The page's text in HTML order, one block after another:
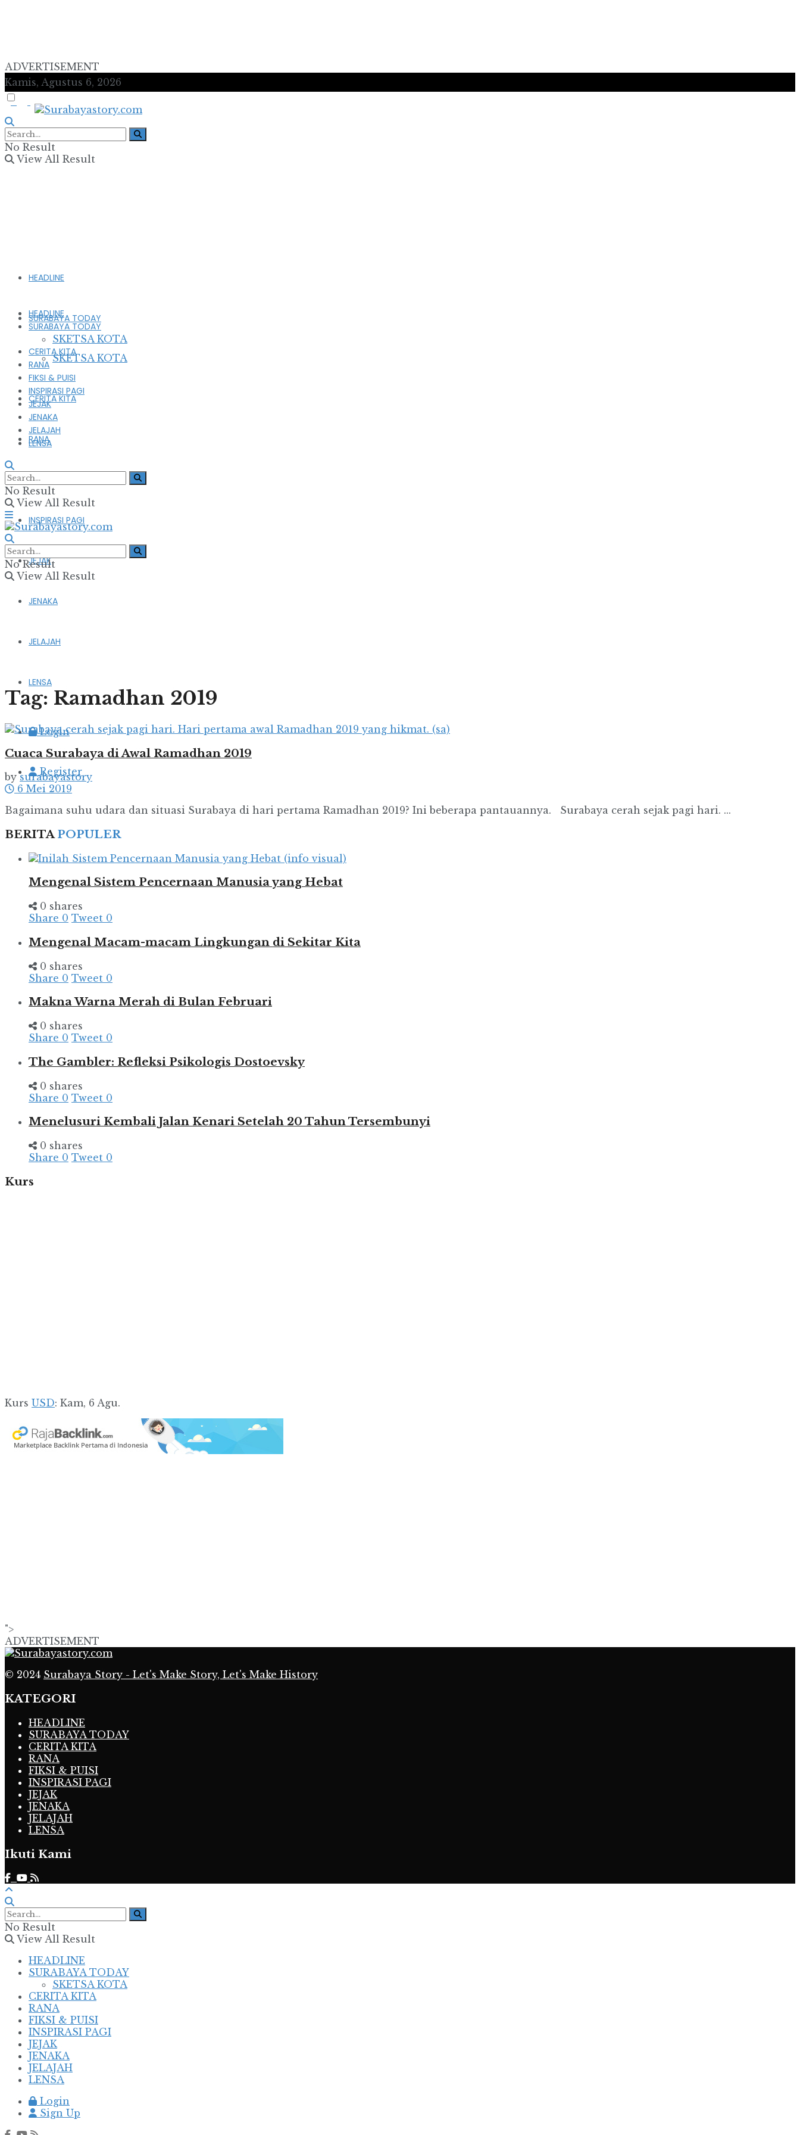
ADVERTISEMENT
Kamis, Agustus 6, 2026
No Result
View All Result
HEADLINE
SURABAYA TODAY
SKETSA KOTA
CERITA KITA
RANA
FIKSI & PUISI
INSPIRASI PAGI
JEJAK
JENAKA
JELAJAH
LENSA
Login
Register
HEADLINE
SURABAYA TODAY
SKETSA KOTA
CERITA KITA
RANA
FIKSI & PUISI
INSPIRASI PAGI
JEJAK
JENAKA
JELAJAH
LENSA
No Result
View All Result
No Result
View All Result
Tag: Ramadhan 2019
Cuaca Surabaya di Awal Ramadhan 2019
by surabayastory
6 Mei 2019
Bagaimana suhu udara dan situasi Surabaya di hari pertama Ramadhan 2019? Ini beberapa pantauannya. Surabaya cerah sejak pagi hari. ...
BERITAPOPULER
Mengenal Sistem Pencernaan Manusia yang Hebat
0 shares
Share 0 Tweet 0
Mengenal Macam-macam Lingkungan di Sekitar Kita
0 shares
Share 0 Tweet 0
Makna Warna Merah di Bulan Februari
0 shares
Share 0 Tweet 0
The Gambler: Refleksi Psikologis Dostoevsky
0 shares
Share 0 Tweet 0
Menelusuri Kembali Jalan Kenari Setelah 20 Tahun Tersembunyi
0 shares
Share 0 Tweet 0
Kurs
Kurs USD: Kam, 6 Agu.
">
ADVERTISEMENT
© 2024 Surabaya Story - Let's Make Story, Let's Make History
KATEGORI
HEADLINE
SURABAYA TODAY
CERITA KITA
RANA
FIKSI & PUISI
INSPIRASI PAGI
JEJAK
JENAKA
JELAJAH
LENSA
Ikuti Kami
No Result
View All Result
HEADLINE
SURABAYA TODAY
SKETSA KOTA
CERITA KITA
RANA
FIKSI & PUISI
INSPIRASI PAGI
JEJAK
JENAKA
JELAJAH
LENSA
Login
Sign Up